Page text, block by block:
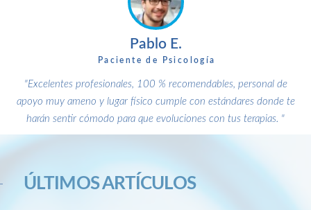
Pablo E.
Paciente de Psicología
"Excelentes profesionales, 100 % recomendables, personal de
apoyo muy ameno y lugar físico cumple con estándares donde te
harán sentir cómodo para que evoluciones con tus terapias. "
ÚLTIMOS ARTÍCULOS